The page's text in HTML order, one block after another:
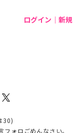
ログイン｜新規
30)
ォロごめんなさい。